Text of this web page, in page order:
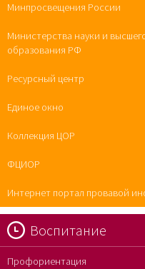
Минпросвещения России
Министерства науки и
образования РФ
Ресурсный центр
Единое окно
Коллекция ЦОР
ФЦИОР
Интернет портал провавой
Воспитание
Профориентация